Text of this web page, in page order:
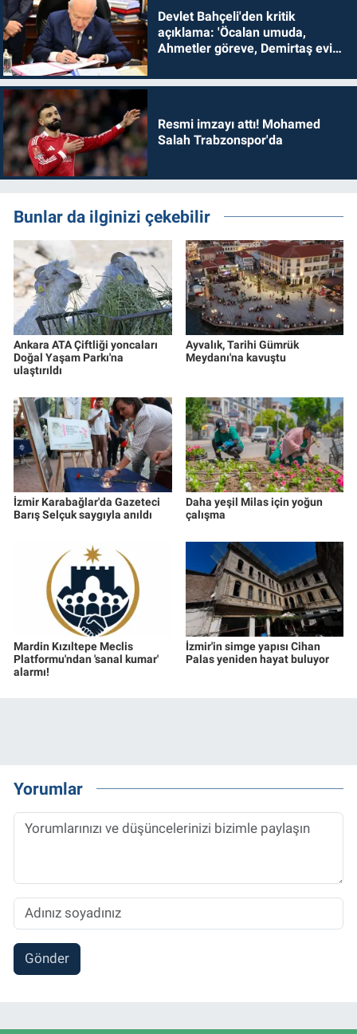
Devlet Bahçeli'den kritik
açıklama: 'Öcalan umuda,
Ahmetler göreve, Demirtaş evine
Resmi imzayı attı! Mohamed
Salah Trabzonspor'da
Bunlar da ilginizi çekebilir
Ankara ATA Çiftliği yoncaları
Doğal Yaşam Parkı'na
ulaştırıldı
Ayvalık, Tarihi Gümrük
Meydanı'na kavuştu
İzmir Karabağlar'da Gazeteci
Barış Selçuk saygıyla anıldı
Daha yeşil Milas için yoğun
çalışma
Mardin Kızıltepe Meclis
Platformu'ndan 'sanal kumar'
alarmı!
İzmir'in simge yapısı Cihan
Palas yeniden hayat buluyor
Yorumlar
Gönder